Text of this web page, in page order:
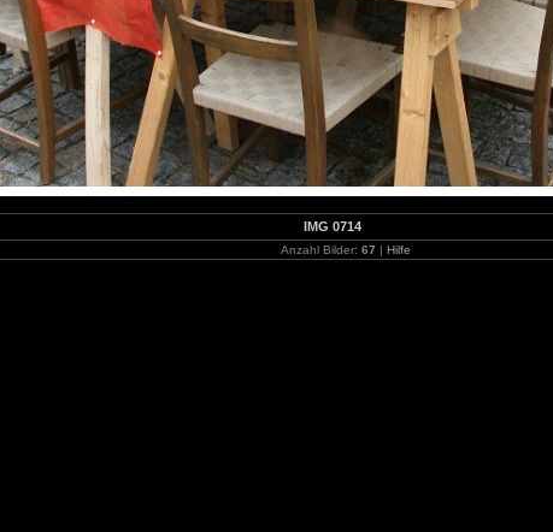
IMG 0714
Anzahl Bilder: 67 | Hilfe